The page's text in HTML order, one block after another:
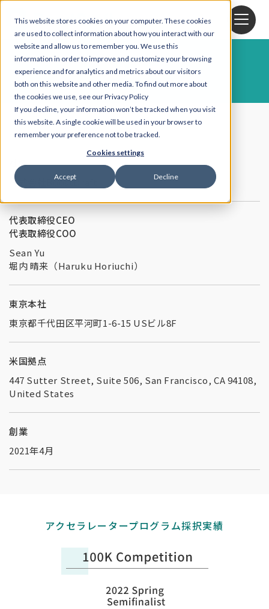
This website stores cookies on your computer. These cookies
are used to collect information about how you interact with our
website and allow us to remember you. We use this
information in order to improve and customize your browsing
experience and for analytics and metrics about our visitors
both on this website and other media. To find out more about
the cookies we use, see our Privacy Policy
If you decline, your information won’t be tracked when you visit
this website. A single cookie will be used in your browser to
remember your preference not to be tracked.
Cookies settings
Accept Decline
会社概要
会社概要
社名
株式会社BoostDraft
代表取締役CEO
代表取締役COO
Sean Yu
堀内 晴来（Haruku Horiuchi）
東京本社
東京都千代⽥区平河町1-6-15 USビル8F
米国拠点
447 Sutter Street, Suite 506, San Francisco, CA 94108,
United States
創業
2021年4⽉
アクセラレータープログラム採択実績